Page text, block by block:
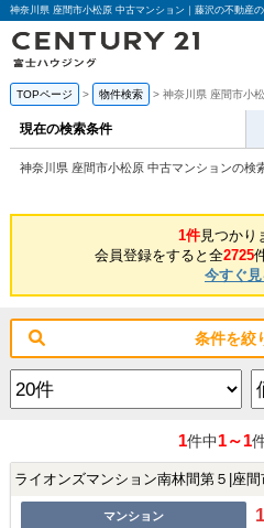
神奈川県 座間市小松原 中古マンション｜藤沢の不動産
TOPページ 物件検索 神奈川県 座間市小
現在の検索条件
神奈川県 座間市小松原 中古マンションの検
1件見つかり
会員登録をすると全2725
今すぐ見
条件を絞
1件中1～1
ライオンズマンション南林間第５|座
マンション